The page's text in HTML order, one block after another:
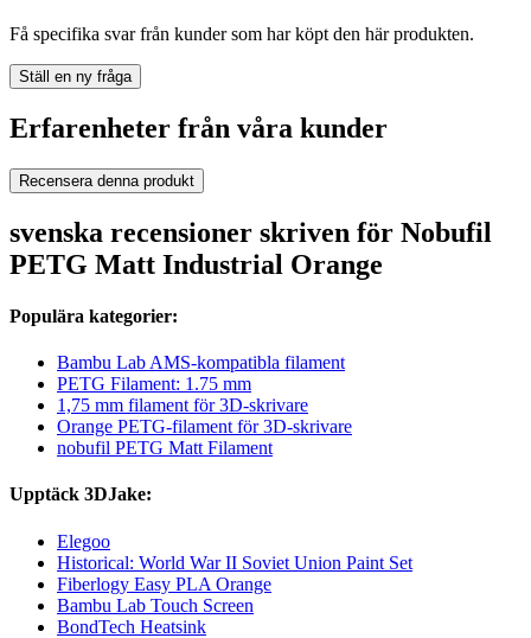
Få specifika svar från kunder som har köpt den här produkten.
Ställ en ny fråga
Erfarenheter från våra kunder
Recensera denna produkt
svenska recensioner skriven för Nobufil
PETG Matt Industrial Orange
Populära kategorier:
Bambu Lab AMS-kompatibla filament
PETG Filament: 1.75 mm
1,75 mm filament för 3D-skrivare
Orange PETG-filament för 3D-skrivare
nobufil PETG Matt Filament
Upptäck 3DJake:
Elegoo
Historical: World War II Soviet Union Paint Set
Fiberlogy Easy PLA Orange
Bambu Lab Touch Screen
BondTech Heatsink